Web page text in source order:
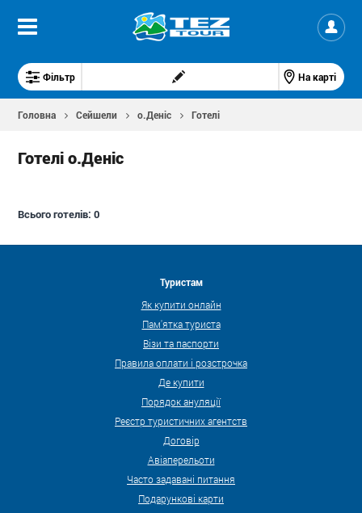
Фільтр На карті
Головна Сейшели о.Деніс Готелі
Готелі о.Деніс
Всього готелів:0
Туристам
Як купити онлайн
Пам'ятка туриста
Візи та паспорти
Правила оплати і розстрочка
Де купити
Порядок ануляції
Реєстр туристичних агентств
Договір
Авіаперельоти
Часто задавані питання
Подарункові карти